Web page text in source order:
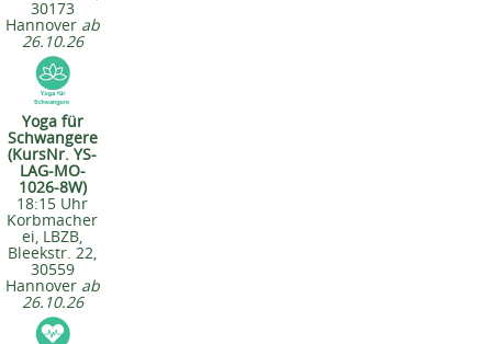
30173
Hannover ab
26.10.26
Yoga für
Schwangere
(KursNr. YS-
LAG-MO-
1026-8W)
18:15 Uhr
Korbmacher
ei, LBZB,
Bleekstr. 22,
30559
Hannover ab
26.10.26